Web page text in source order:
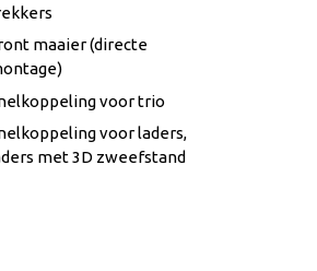
maaier (directe
voor trio
voor laders,
met 3D zweefstand